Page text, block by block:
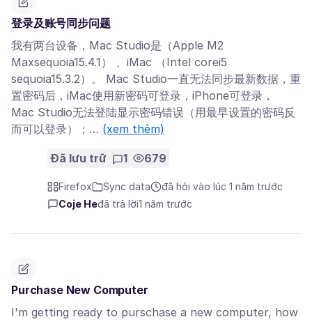
登录及账号同步问题
我有两台设备，Mac Studio是（Apple M2
Maxsequoia15.4.1） 、iMac （Intel corei5
sequoia15.3.2）。 Mac Studio一直无法同步最新数据，重
置密码后，iMac使用新密码可登录，iPhone可登录，
Mac Studio无法登陆显示密码错误（用最早设置的密码反
而可以登录）；… (xem thêm)
Đã lưu trữ 1 679
Firefox Sync data
đã hỏi vào lúc 1 năm trước
Coje Heđã trả lời1 năm trước
Purchase New Computer
I'm getting ready to purschase a new computer, how